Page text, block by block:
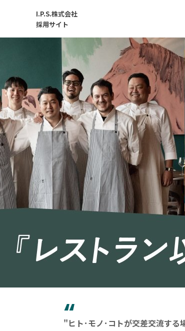
I.P.S.株式会社
採用サイト
“
"ヒト･モノ･コトが交差交流する